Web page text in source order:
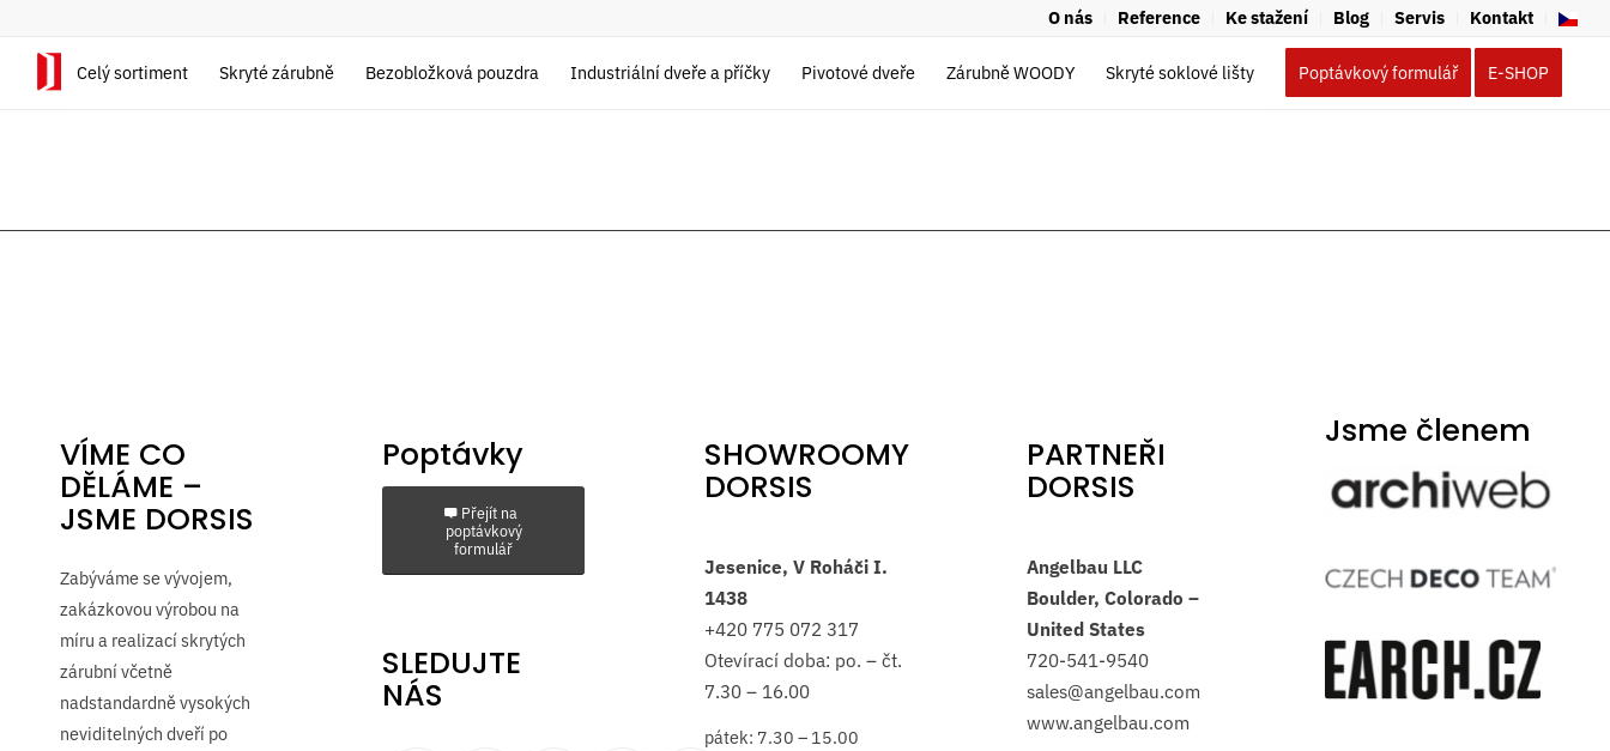
O nás Reference Ke stažení Blog Servis Kontakt
Celý sortiment Skryté zárubně Bezobložková pouzdra Industriální dveře a příčky Pivotové dveře Zárubně WOODY Skryté soklové lišty Poptávkový formulář E-SHOP
VÍME CO
DĚLÁME –
JSME DORSIS
Zabýváme se vývojem,
zakázkovou výrobou na
míru a realizací skrytých
zárubní včetně
nadstandardně vysokých
neviditelných dveří po
Poptávky
Přejít na
poptávkový
formulář
SLEDUJTE
NÁS
SHOWROOMY
DORSIS
Jesenice, V Roháči I.
1438
+420 775 072 317
Otevírací doba: po. – čt.
7.30 – 16.00
pátek: 7.30 – 15.00
PARTNEŘI
DORSIS
Angelbau LLC
Boulder, Colorado –
United States
720-541-9540
sales@angelbau.com
www.angelbau.com
Jsme členem